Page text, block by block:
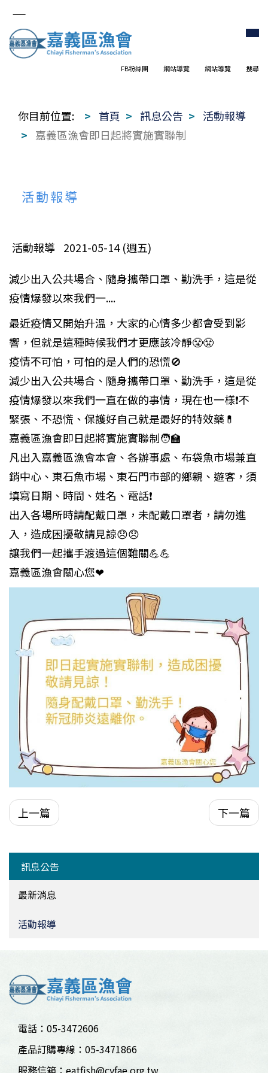
FB粉絲團 網站導覽 網站導覽 搜尋
你目前位置: 首頁 訊息公告
活動報導
嘉義區漁會即日起將實施實聯制
活動報導
活動報導 2021-05-14 (週五)
減少出入公共場合、隨身攜帶口罩、勤洗手，這是從
疫情爆發以來我們一....
最近疫情又開始升溫，大家的心情多少都會受到影
響，但就是這種時候我們才更應該冷靜😤😤
疫情不可怕，可怕的是人們的恐慌🚫
減少出入公共場合、隨身攜帶口罩、勤洗手，這是從
疫情爆發以來我們一直在做的事情，現在也一樣❗不
緊張、不恐慌、保護好自己就是最好的特效藥💊
嘉義區漁會即日起將實施實聯制🧑‍🏫
凡出入嘉義區漁會本會、各辦事處、布袋魚市場兼直
銷中心、東石魚市場、東石門市部的鄉親、遊客，須
填寫日期、時間、姓名、電話❗
出入各場所時請配戴口罩，未配戴口罩者，請勿進
入，造成困擾敬請見諒😞😞
讓我們一起攜手渡過這個難關💪💪
嘉義區漁會關心您❤
上一篇 下一篇
訊息公告
最新消息
活動報導
電話：05-3472606
產品訂購專線：05-3471866